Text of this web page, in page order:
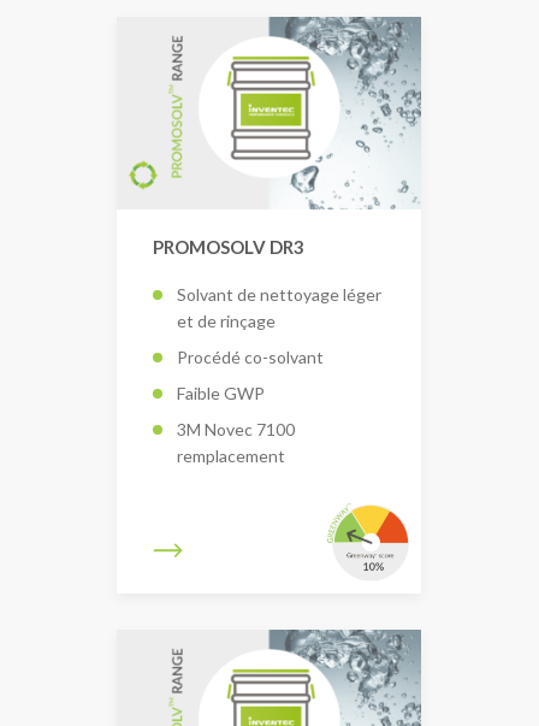
PROMOSOLV DR3
Solvant de nettoyage léger
et de rinçage
Procédé co-solvant
Faible GWP
3M Novec 7100
remplacement